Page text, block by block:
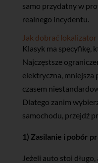
samo przydatny w
realnego incydentu.
Jak dobrać
Klasyk ma specyfikę,
Najczęstsze
elektryczna, mniejsza
czasem
Dlatego zanim
samochodu, przejdź
1) Zasilanie i pobór
Jeżeli auto stoi